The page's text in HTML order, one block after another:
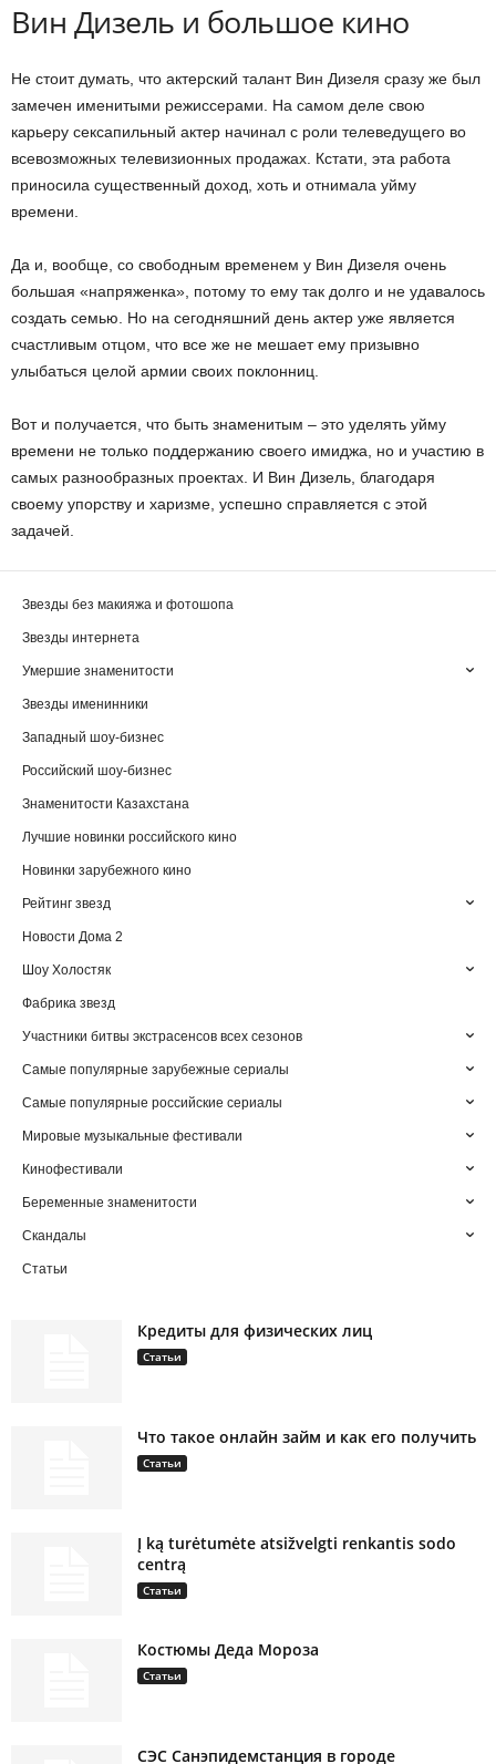
Вин Дизель и большое кино
Не стоит думать, что актерский талант Вин Дизеля сразу же был
замечен именитыми режиссерами. На самом деле свою
карьеру сексапильный актер начинал с роли телеведущего во
всевозможных телевизионных продажах. Кстати, эта работа
приносила существенный доход, хоть и отнимала уйму
времени.
Да и, вообще, со свободным временем у Вин Дизеля очень
большая «напряженка», потому то ему так долго и не удавалось
создать семью. Но на сегодняшний день актер уже является
счастливым отцом, что все же не мешает ему призывно
улыбаться целой армии своих поклонниц.
Вот и получается, что быть знаменитым – это уделять уйму
времени не только поддержанию своего имиджа, но и участию в
самых разнообразных проектах. И Вин Дизель, благодаря
своему упорству и харизме, успешно справляется с этой
задачей.
Звезды без макияжа и фотошопа
Звезды интернета
Умершие знаменитости
Звезды именинники
Западный шоу-бизнес
Российский шоу-бизнес
Знаменитости Казахстана
Лучшие новинки российского кино
Новинки зарубежного кино
Рейтинг звезд
Новости Дома 2
Шоу Холостяк
Фабрика звезд
Участники битвы экстрасенсов всех сезонов
Самые популярные зарубежные сериалы
Самые популярные российские сериалы
Мировые музыкальные фестивали
Кинофестивали
Беременные знаменитости
Скандалы
Статьи
Кредиты для физических лиц
Статьи
Что такое онлайн займ и как его получить
Статьи
Į ką turėtumėte atsižvelgti renkantis sodo
centrą
Статьи
Костюмы Деда Мороза
Статьи
СЭС Санэпидемстанция в городе